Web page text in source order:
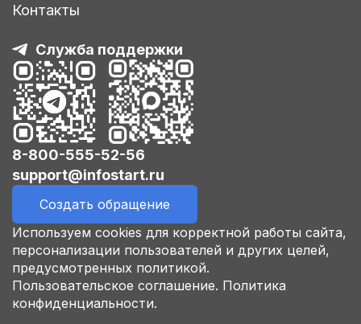
Контакты
Служба поддержки
8-800-555-52-56
support@infostart.ru
Создать обращение
Используем cookies для корректной работы сайта,
персонализации пользователей и других целей,
предусмотренных политикой.
Пользовательское соглашение. Политика
конфиденциальности.